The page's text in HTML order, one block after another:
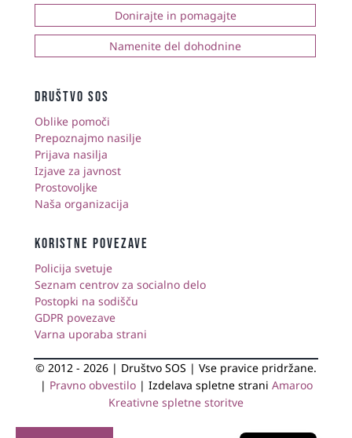
Donirajte in pomagajte
Namenite del dohodnine
društvo sos
Oblike pomoči
Prepoznajmo nasilje
Prijava nasilja
Izjave za javnost
Prostovoljke
Naša organizacija
KORISTNE POVEZAVE
Policija svetuje
Seznam centrov za socialno delo
Postopki na sodišču
GDPR povezave
Varna uporaba strani
© 2012 - 2026 | Društvo SOS | Vse pravice pridržane.
| Pravno obvestilo| Izdelava spletne strani Amaroo
Kreativne spletne storitve